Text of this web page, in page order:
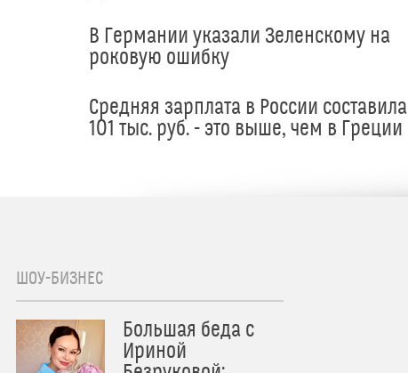
В Германии указали Зеленскому на
роковую ошибку
Средняя зарплата в России составила
101 тыс. руб. - это выше, чем в Греции
ШОУ-БИЗНЕС
Большая беда с
Ириной